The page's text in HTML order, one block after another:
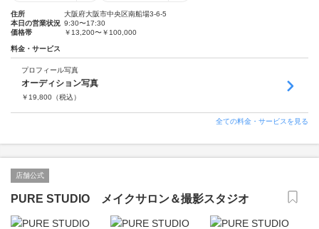
住所
大阪府大阪市中央区南船場3-6-5
本日の営業状況 9:30〜17:30
価格帯
￥13,200〜￥100,000
料金・サービス
プロフィール写真
オーディション写真
￥ 19,800 （税込）
全ての料金・サービスを見る
店舗公式
PURE STUDIO メイクサロン＆撮影スタジオ